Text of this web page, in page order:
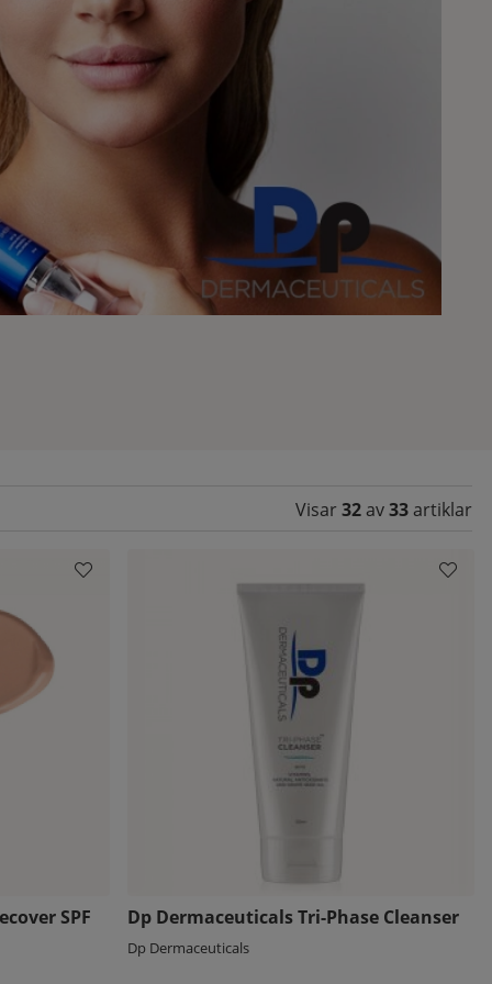
Visar 32av33artiklar
SPF
Dp Dermaceuticals Tri-Phase Cleanser
Dp Dermaceuticals